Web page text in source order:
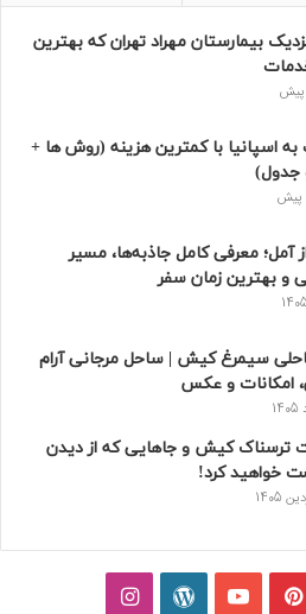
بیمارستان مهراد تهران که بهترین‌
اسپانیا با کمترین هزینه (روش ها +
جدول)
آمل؛ معرفی کامل جاذبه‌ها، مسیر
و بهترین زمان سفر
سیمرغ کیش | ساحل مرجانی آرام
امکانات و عکس
ترسناک کیش و جاهایی که از دیدن
خواهید کرد!
پینتریستیوتیوبوردپرساینستاگرام